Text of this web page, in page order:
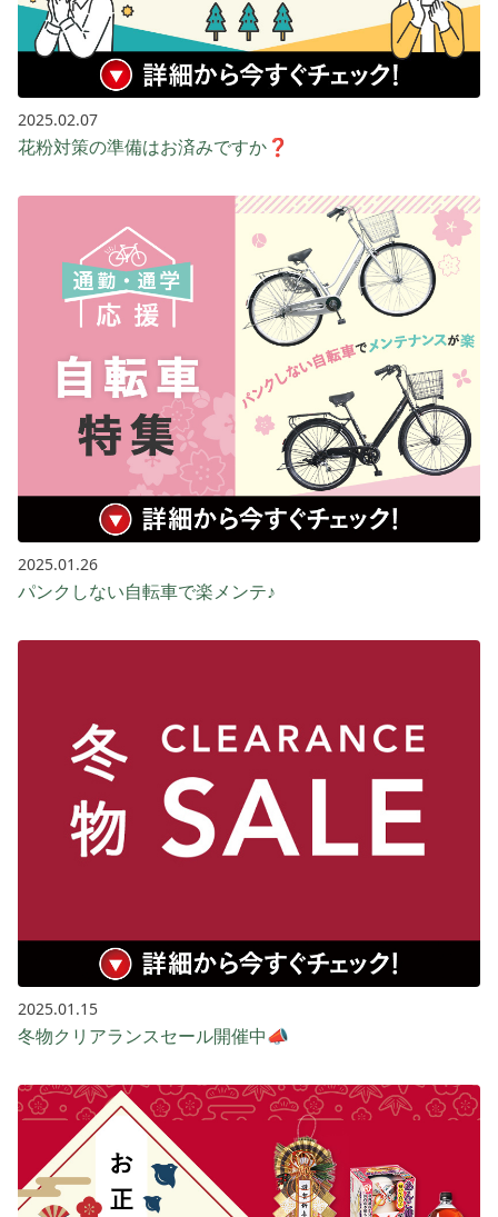
2025.02.07
花粉対策の準備はお済みですか❓
2025.01.26
パンクしない自転車で楽メンテ♪
2025.01.15
冬物クリアランスセール開催中📣